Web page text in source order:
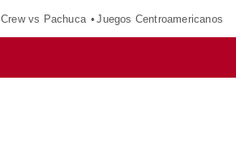
vs Pachuca Juegos Centroamericanos